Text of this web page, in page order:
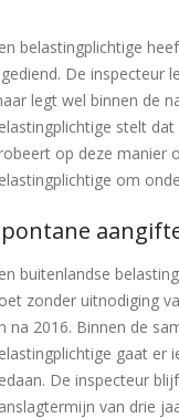
belastingplichtige
De inspecteur
legt wel binnen de
stelt
op deze manier
om
buitenlandse
zonder uitnodiging
na 2016. Binnen de
gaat er
De inspecteur
van drie